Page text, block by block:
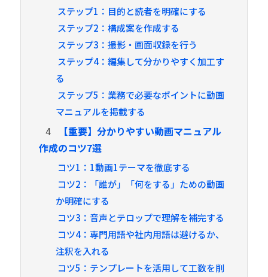
ステップ1：目的と読者を明確にする
ステップ2：構成案を作成する
ステップ3：撮影・画面収録を行う
ステップ4：編集して分かりやすく加工す
る
ステップ5：業務で必要なポイントに動画
マニュアルを掲載する
4
【重要】分かりやすい動画マニュアル
作成のコツ7選
コツ1：1動画1テーマを徹底する
コツ2：「誰が」「何をする」ための動画
か明確にする
コツ3：音声とテロップで理解を補完する
コツ4：専門用語や社内用語は避けるか、
注釈を入れる
コツ5：テンプレートを活用して工数を削